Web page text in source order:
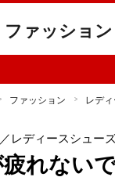
ファッション
ファッション レデ
／レディースシュー
疲れない